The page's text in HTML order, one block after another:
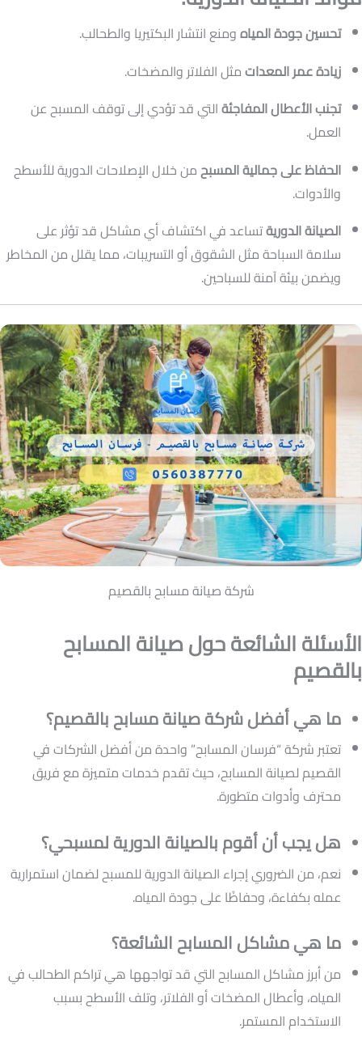
تحسين جودة المياهومنع انتشار البكتيريا والطحالب.
زيادة عمر المعداتمثل الفلاتر والمضخات.
تجنب الأعطال المفاجئةالتي قد تؤدي إلى توقف المسبح عن
العمل.
الحفاظ على جمالية المسبحمن خلال الإصلاحات الدورية للأسطح
والأدوات.
الصيانة الدوريةتساعد في اكتشاف أي مشاكل قد تؤثر على
سلامة السباحة مثل الشقوق أو التسريبات، مما يقلل من المخاطر
ويضمن بيئة آمنة للسباحين.
شركة صيانة مسابح بالقصيم
الأسئلة الشائعة حول صيانة المسابح
بالقصيم
ما هي أفضل شركة صيانة مسابح بالقصيم؟
تعتبر شركة “فرسان المسابح” واحدة من أفضل الشركات في
القصيم لصيانة المسابح، حيث تقدم خدمات متميزة مع فريق
محترف وأدوات متطورة.
هل يجب أن أقوم بالصيانة الدورية لمسبحي؟
نعم، من الضروري إجراء الصيانة الدورية للمسبح لضمان استمرارية
عمله بكفاءة، وحفاظًا على جودة المياه.
ما هي مشاكل المسابح الشائعة؟
من أبرز مشاكل المسابح التي قد تواجهها هي تراكم الطحالب في
المياه، وأعطال المضخات أو الفلاتر، وتلف الأسطح بسبب
الاستخدام المستمر.